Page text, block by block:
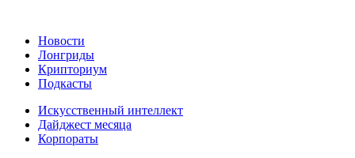
Новости
Лонгриды
Крипториум
Подкасты
Искусственный интеллект
Дайджест месяца
Корпораты